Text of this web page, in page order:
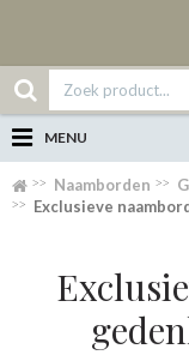
MENU
Naamborden
Exclusieve